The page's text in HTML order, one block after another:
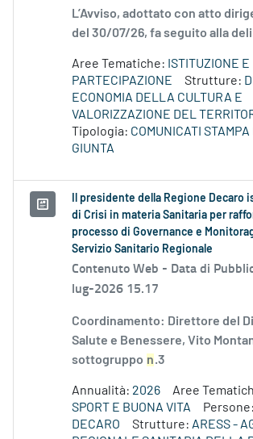
L’Avviso, adottato con atto
del 30/07/26, fa seguito alla
Aree Tematiche: ISTITUZIONE E
PARTECIPAZIONE
Strutture:
ECONOMIA DELLA CULTURA E
VALORIZZAZIONE DEL
Tipologia: COMUNICATI
GIUNTA
Il presidente della Regione Decaro
di Crisi in materia Sanitaria per
processo di Governance e
Servizio Sanitario Regionale
Contenuto Web - Data di
lug-2026 15.17
Coordinamento: Direttore del
Salute e Benessere, Vito
sottogruppo n.3
Annualità: 2026 Aree
SPORT E BUONA VITA
Persone:
DECARO
Strutture: ARESS -